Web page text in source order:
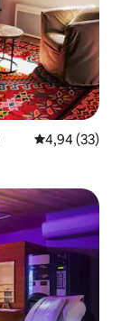
Gemiddelde
4,94 (33)